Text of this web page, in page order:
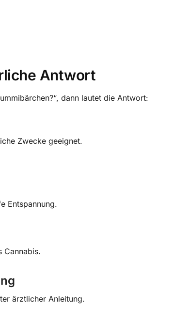
Antwort
dann lautet die Antwort:
Zwecke geeignet.
Entspannung.
Cannabis.
ärztlicher Anleitung.